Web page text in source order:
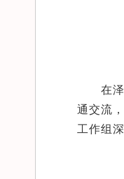
在
通交流
工作组